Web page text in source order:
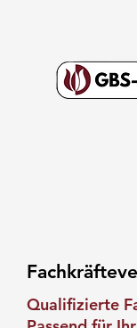
Qualifizierte